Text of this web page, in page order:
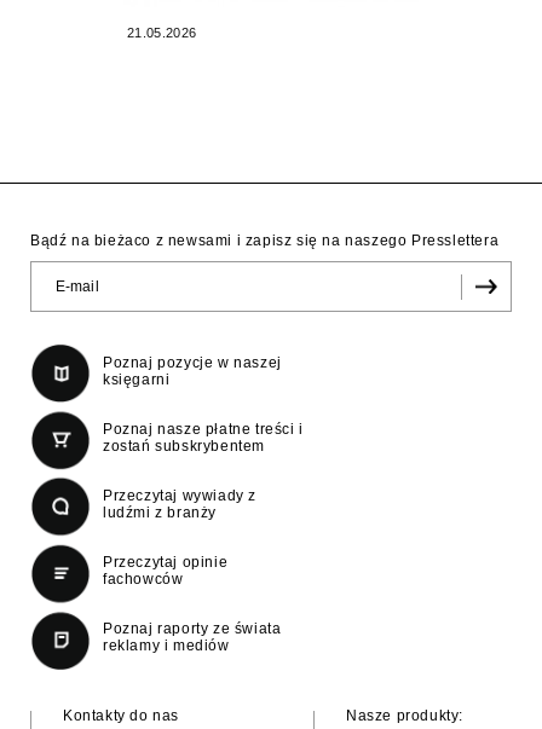
21.05.2026
Bądź na bieżaco z newsami i zapisz się na naszego Presslettera
Poznaj pozycje w naszej
księgarni
Poznaj nasze płatne treści i
zostań subskrybentem
Przeczytaj wywiady z
ludźmi z branży
Przeczytaj opinie
fachowców
Poznaj raporty ze świata
reklamy i mediów
Kontakty do nas
Nasze produkty: